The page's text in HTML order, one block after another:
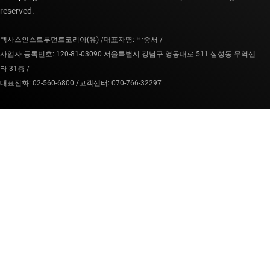
reserved.
텍사스인스트루먼트코리아(유) /대표자명: 박중서 /
사업자 등록번호: 120-81-03090 서울특별시 강남구 영동대로 511 삼성동 무역센
타 31층 /
대표전화: 02-560-6800 /고객센터: 070-766-32297